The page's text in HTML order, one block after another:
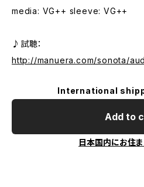
media: VG++ sleeve: VG++
♪試聴：
http://manuera.com/sonota/
International
Add to
日本国内にお住